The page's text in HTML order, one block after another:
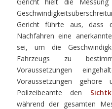
Gericht führte aus, dass
Nachfahren eine
sei, um die
Fahrzeugs zu
Voraussetzungen
Voraussetzungen
Polizeibeamte den
während der gesamten